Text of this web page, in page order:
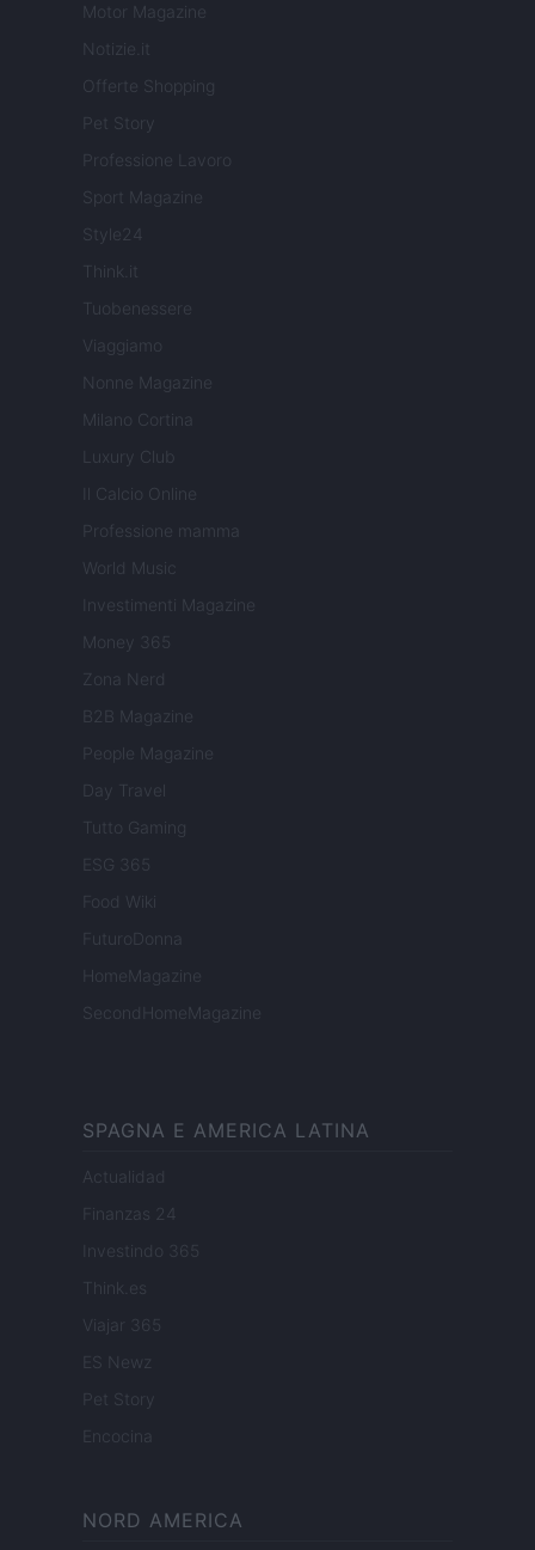
Motor Magazine
Notizie.it
Offerte Shopping
Pet Story
Professione Lavoro
Sport Magazine
Style24
Think.it
Tuobenessere
Viaggiamo
Nonne Magazine
Milano Cortina
Luxury Club
Il Calcio Online
Professione mamma
World Music
Investimenti Magazine
Money 365
Zona Nerd
B2B Magazine
People Magazine
Day Travel
Tutto Gaming
ESG 365
Food Wiki
FuturoDonna
HomeMagazine
SecondHomeMagazine
SPAGNA E AMERICA LATINA
Actualidad
Finanzas 24
Investindo 365
Think.es
Viajar 365
ES Newz
Pet Story
Encocina
NORD AMERICA